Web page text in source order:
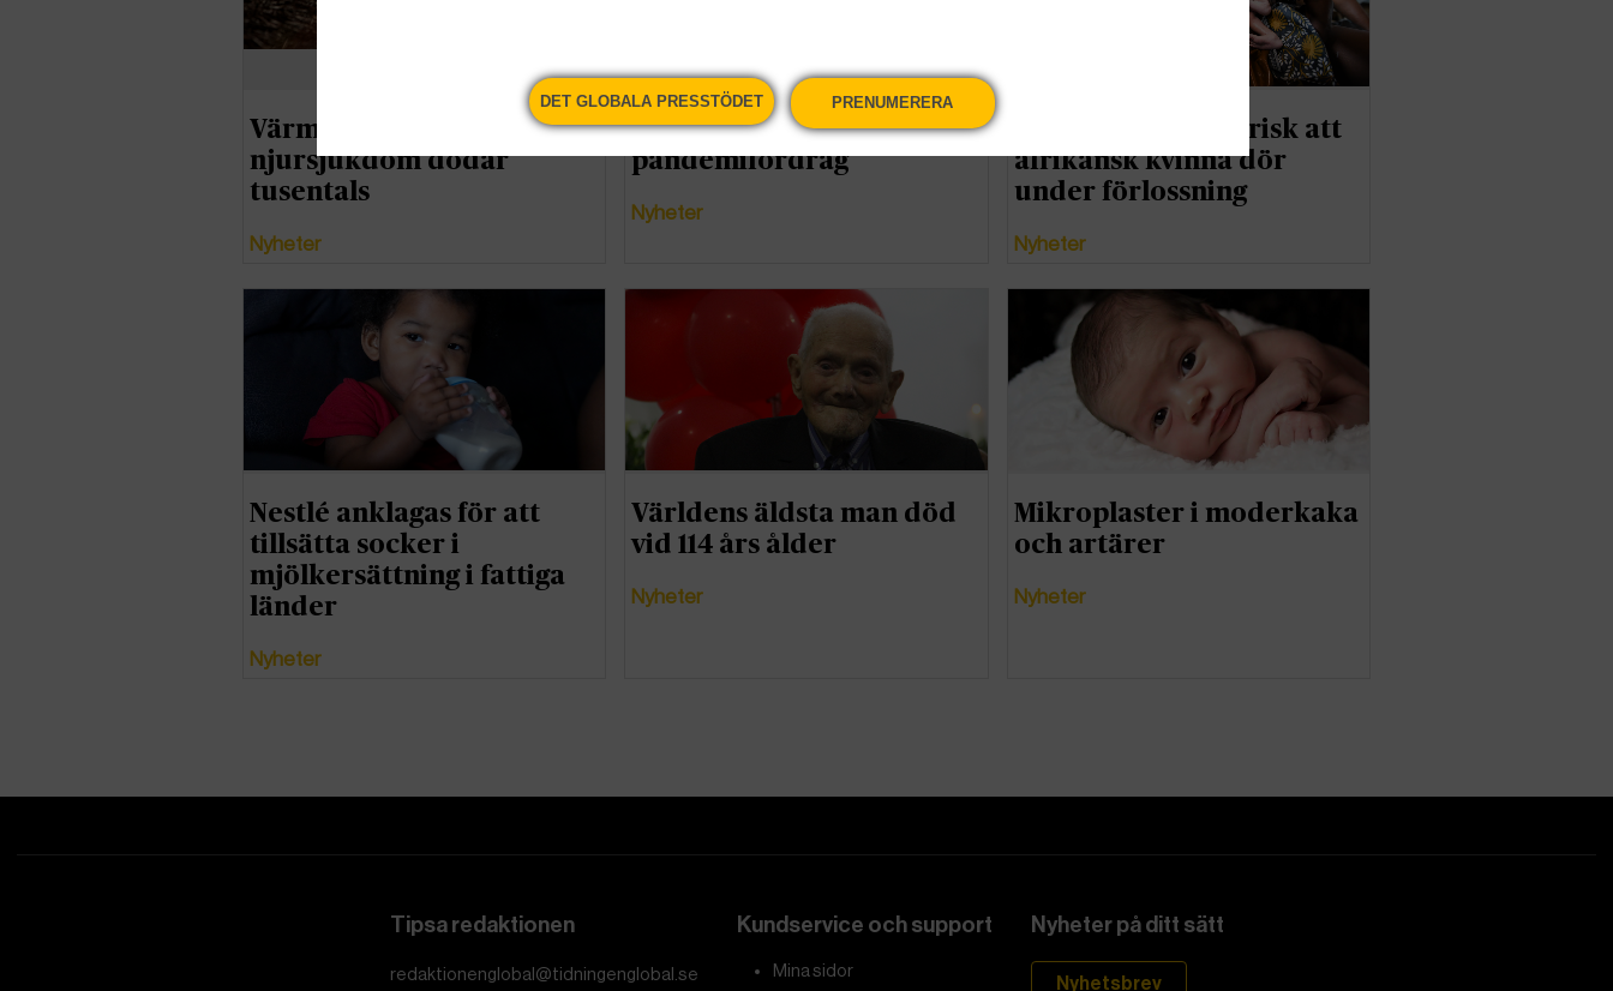
Värmeorsakad
njursjukdom dödar
tusentals
Nyheter
Sista chansen för ett
pandemifördrag
Nyheter
130 gånger större risk att
afrikansk kvinna dör
under förlossning
Nyheter
Nestlé anklagas för att
tillsätta socker i
mjölkersättning i fattiga
länder
Nyheter
Världens äldsta man död
vid 114 års ålder
Nyheter
Mikroplaster i moderkaka
och artärer
Nyheter
Tipsa redaktionen
redaktionenglobal@tidningenglobal.se
Kundservice och support
Mina sidor
Nyheter på ditt sätt
Nyhetsbrev
DET GLOBALA PRESSTÖDET PRENUMERERA